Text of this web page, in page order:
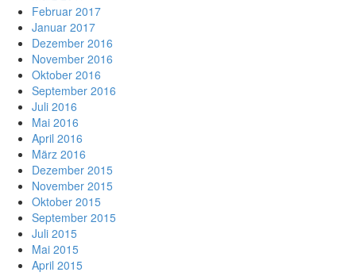
Februar 2017
Januar 2017
Dezember 2016
November 2016
Oktober 2016
September 2016
Juli 2016
Mai 2016
April 2016
März 2016
Dezember 2015
November 2015
Oktober 2015
September 2015
Juli 2015
Mai 2015
April 2015